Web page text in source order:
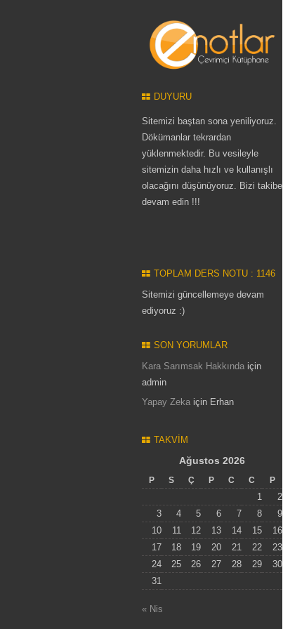
DUYURU
Sitemizi baştan sona yeniliyoruz.
Dökümanlar tekrardan
yüklenmektedir. Bu vesileyle
sitemizin daha hızlı ve kullanışlı
olacağını düşünüyoruz. Bizi takibe
devam edin !!!
TOPLAM DERS NOTU : 1146
Sitemizi güncellemeye devam
ediyoruz :)
SON YORUMLAR
Kara Sarımsak Hakkında için
admin
Yapay Zeka için Erhan
TAKVIM
Ağustos 2026
P S Ç P C C P
1
2
3
4 5 6 7 8
9
10
11 12 13 14 15
16
17
18 19 20 21 22
23
24
25 26 27 28 29
30
31
« Nis